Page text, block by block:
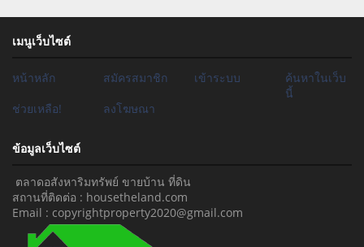
เมนูเว็บไซต์
หน้าหลัก สมัครสมาชิก เข้าระบบ
ค้นหาในเว็บ
นี้
ช่วยเหลือ!
ลงโฆษณา
ข้อมูลเว็บไซต์
ตลาดอสังหาริมทรัพย์ ขายบ้าน ที่ดิน
สถานที่ติดต่อ : housetheland.com
Email : copyrightproperty2020@gmail.com